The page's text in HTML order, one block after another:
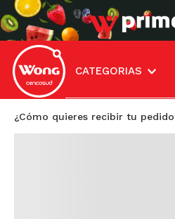
CATEGORIAS
¿Cómo quieres recibir tu pedido?